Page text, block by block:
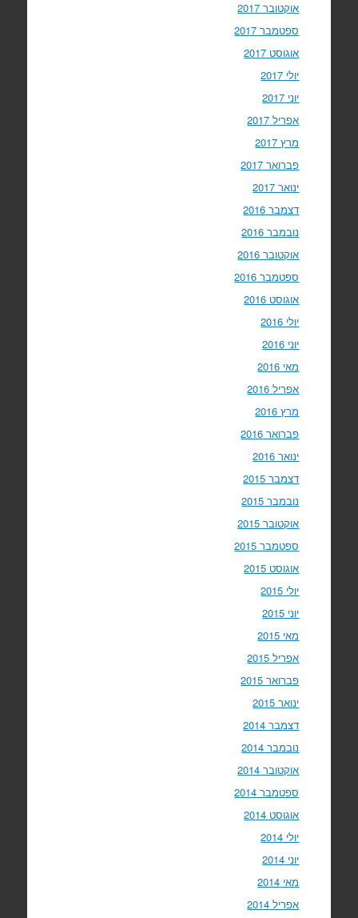
אוקטובר 2017
ספטמבר 2017
אוגוסט 2017
יולי 2017
יוני 2017
אפריל 2017
מרץ 2017
פברואר 2017
ינואר 2017
דצמבר 2016
נובמבר 2016
אוקטובר 2016
ספטמבר 2016
אוגוסט 2016
יולי 2016
יוני 2016
מאי 2016
אפריל 2016
מרץ 2016
פברואר 2016
ינואר 2016
דצמבר 2015
נובמבר 2015
אוקטובר 2015
ספטמבר 2015
אוגוסט 2015
יולי 2015
יוני 2015
מאי 2015
אפריל 2015
פברואר 2015
ינואר 2015
דצמבר 2014
נובמבר 2014
אוקטובר 2014
ספטמבר 2014
אוגוסט 2014
יולי 2014
יוני 2014
מאי 2014
אפריל 2014